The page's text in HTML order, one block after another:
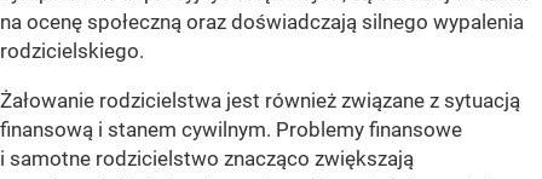
na ocenę społeczną oraz doświadczają silnego wypalenia
rodzicielskiego.
Żałowanie rodzicielstwa jest również związane z sytuacją
finansową i stanem cywilnym. Problemy finansowe
i samotne rodzicielstwo znacząco zwiększają